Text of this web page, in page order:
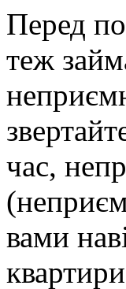
Перед
теж
час,
вами